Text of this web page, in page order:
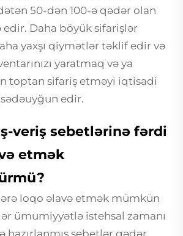
50-dən 100-ə qədər olan
Daha böyük sifarişlər
yaxşı qiymətlər təklif edir və
yaratmaq və ya
toptan sifariş etməyi iqtisadi
edir.
veriş sebetlərinə fərdi
etmək
loqo əlavə etmək mümkün
ümumiyyətlə istehsal zamanı